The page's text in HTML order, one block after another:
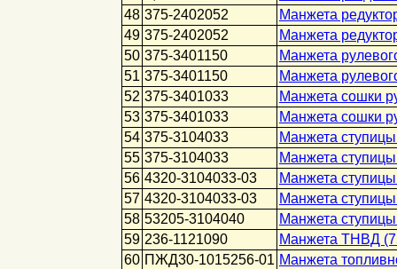
48 375-2402052
Манжета
49 375-2402052
Манжета
50 375-3401150
Манжета
51 375-3401150
Манжета
52 375-3401033
Манжета сошки
53 375-3401033
Манжета сошки
54 375-3104033
Манжета
55 375-3104033
Манжета
56 4320-3104033-03
Манжета
57 4320-3104033-03
Манжета
58 53205-3104040
Манжета
59 236-1121090
Манжета ТНВД
60 ПЖД30-1015256-01 Манжета